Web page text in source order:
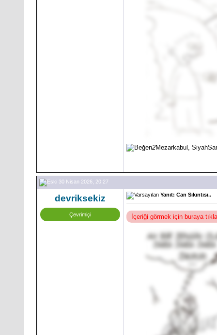
2Mezarkabul,
30 Nisan 2026, 20:27
devriksekiz
Çevrimiçi
Yanıt: Can Sıkıntısı..
İçeriği görmek için buraya